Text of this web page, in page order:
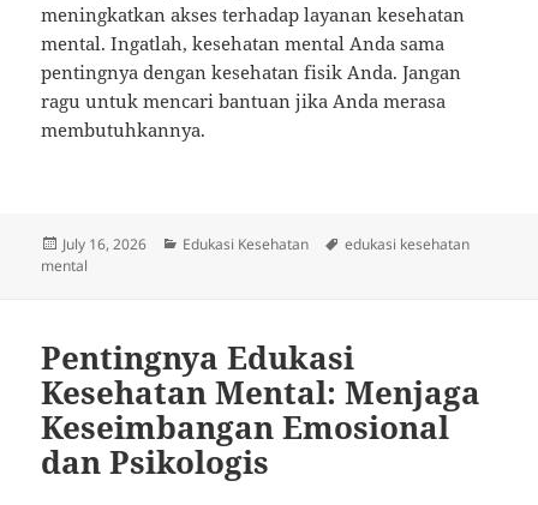
meningkatkan akses terhadap layanan kesehatan
mental. Ingatlah, kesehatan mental Anda sama
pentingnya dengan kesehatan fisik Anda. Jangan
ragu untuk mencari bantuan jika Anda merasa
membutuhkannya.
Posted
on
July 16, 2026 Categories
Edukasi Kesehatan Tags
edukasi kesehatan
mental
Pentingnya Edukasi
Kesehatan Mental: Menjaga
Keseimbangan Emosional
dan Psikologis